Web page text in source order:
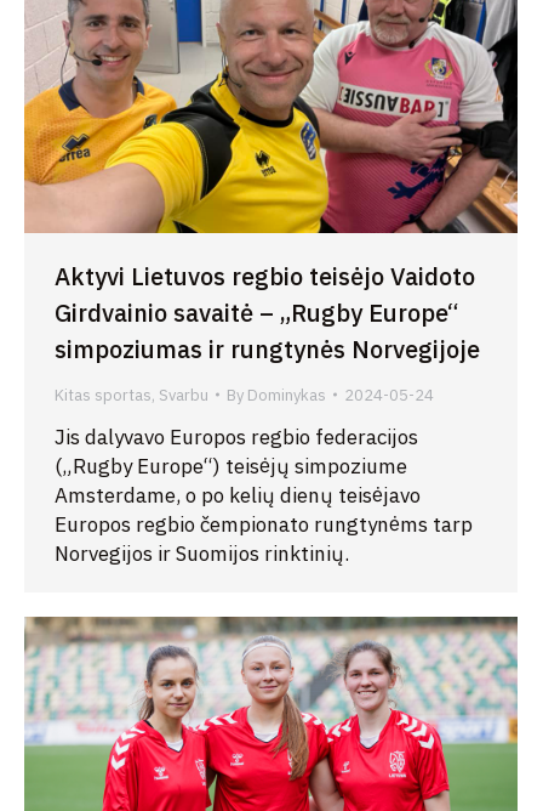
Aktyvi Lietuvos regbio teisėjo Vaidoto
Girdvainio savaitė – „Rugby Europe“
simpoziumas ir rungtynės Norvegijoje
Kitas sportas, Svarbu By Dominykas 2024-05-24
Jis dalyvavo Europos regbio federacijos
(„Rugby Europe“) teisėjų simpoziume
Amsterdame, o po kelių dienų teisėjavo
Europos regbio čempionato rungtynėms tarp
Norvegijos ir Suomijos rinktinių.